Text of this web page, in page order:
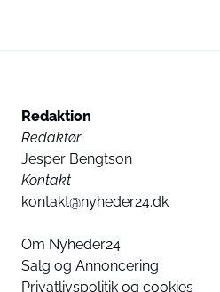
Redaktion
Redaktør
Jesper Bengtson
Kontakt
kontakt@nyheder24.dk
Om Nyheder24
Salg og Annoncering
Privatlivspolitik og cookies